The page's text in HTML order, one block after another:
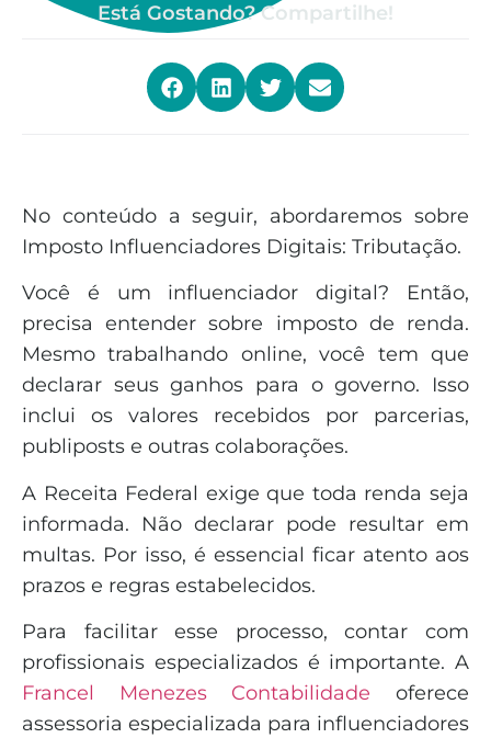
Está Gostando? Compartilhe!
No conteúdo a seguir, abordaremos sobre
Imposto Influenciadores Digitais: Tributação.
Você é um influenciador digital? Então,
precisa entender sobre imposto de renda.
Mesmo trabalhando online, você tem que
declarar seus ganhos para o governo. Isso
inclui os valores recebidos por parcerias,
publiposts e outras colaborações.
A Receita Federal exige que toda renda seja
informada. Não declarar pode resultar em
multas. Por isso, é essencial ficar atento aos
prazos e regras estabelecidos.
Para facilitar esse processo, contar com
profissionais especializados é importante. A
Francel Menezes Contabilidade oferece
assessoria especializada para influenciadores